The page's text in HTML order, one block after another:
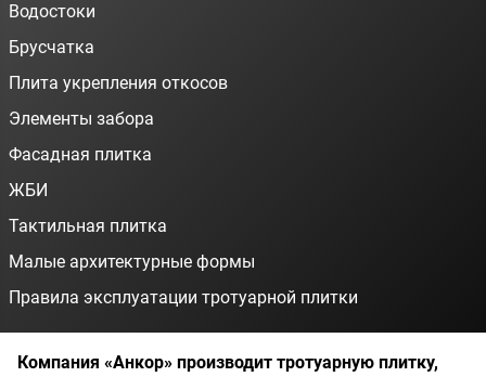
Водостоки
Брусчатка
Плита укрепления откосов
Элементы забора
Фасадная плитка
ЖБИ
Тактильная плитка
Малые архитектурные формы
Правила эксплуатации тротуарной плитки
Компания «Анкор» производит тротуарную плитку,